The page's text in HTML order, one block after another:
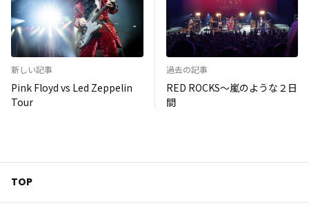
新しい記事
Pink Floyd vs Led Zeppelin
Tour
過去の記事
RED ROCKS〜嵐のような２日
間
TOP